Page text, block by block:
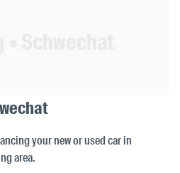
your new or used car in
area.